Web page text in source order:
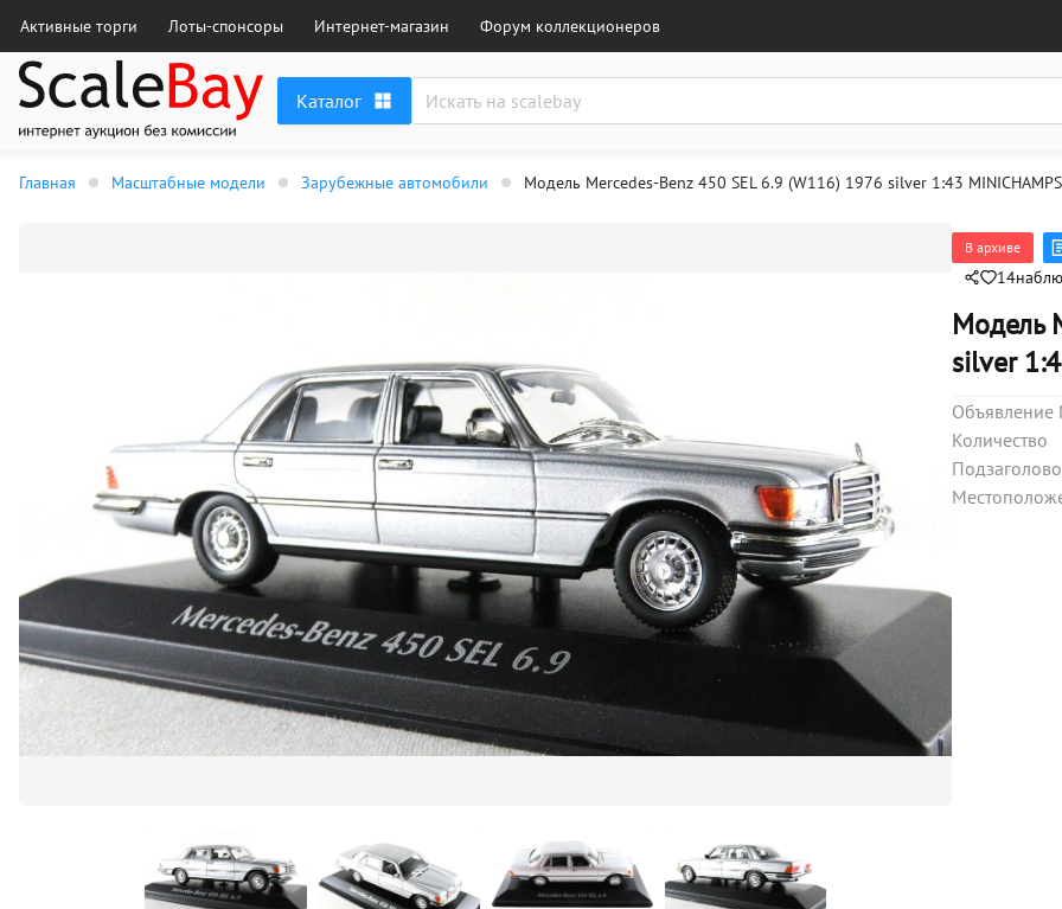
Каталог
Активные торги Лоты-спонсоры Интернет-магазин Форум коллекционеров
Главная Масштабные модели Зарубежные автомобили Модель Mercedes-Benz 450 SEL 6.9 (W116) 1976 silver 1:43 MINICHAMPS
В архиве
14
Модель
silver
Количество